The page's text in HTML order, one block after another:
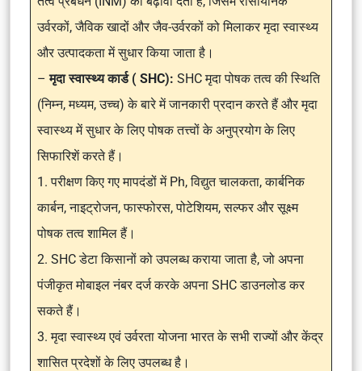
उर्वरकों, जैविक खादों और जैव-उर्वरकों को मिलाकर मृदा स्वास्थ्य
और उत्पादकता में सुधार किया जाता है।
–मृदा स्वास्थ्य कार्ड ( SHC): SHC मृदा पोषक तत्व की स्थिति
(निम्न, मध्यम, उच्च) के बारे में जानकारी प्रदान करते हैं और मृदा
स्वास्थ्य में सुधार के लिए पोषक तत्त्वों के अनुप्रयोग के लिए
सिफारिशें करते हैं।
1. परीक्षण किए गए मापदंडों में Ph, विद्युत चालकता, कार्बनिक
कार्बन, नाइट्रोजन, फास्फोरस, पोटेशियम, सल्फर और सूक्ष्म
पोषक तत्व शामिल हैं।
2. SHC डेटा किसानों को उपलब्ध कराया जाता है, जो अपना
पंजीकृत मोबाइल नंबर दर्ज करके अपना SHC डाउनलोड कर
सकते हैं।
3. मृदा स्वास्थ्य एवं उर्वरता योजना भारत के सभी राज्यों और केंद्र
शासित प्रदेशों के लिए उपलब्ध है।